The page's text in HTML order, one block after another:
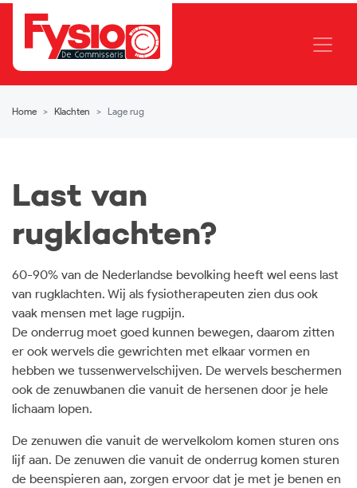
Home Klachten Lage rug
Last van
rugklachten?
60-90% van de Nederlandse bevolking heeft wel eens last
van rugklachten. Wij als fysiotherapeuten zien dus ook
vaak mensen met lage rugpijn.
De onderrug moet goed kunnen bewegen, daarom zitten
er ook wervels die gewrichten met elkaar vormen en
hebben we tussenwervelschijven. De wervels beschermen
ook de zenuwbanen die vanuit de hersenen door je hele
lichaam lopen.
De zenuwen die vanuit de wervelkolom komen sturen ons
lijf aan. De zenuwen die vanuit de onderrug komen sturen
de beenspieren aan, zorgen ervoor dat je met je benen en